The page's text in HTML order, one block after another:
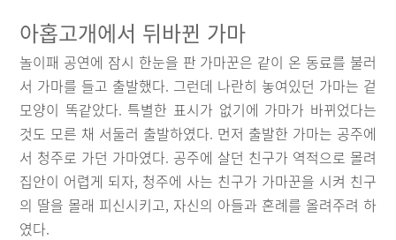
아홉고개에서 뒤바뀐 가마
놀이패 공연에 잠시 한눈을 판 가마꾼은 같이 온 동료를 불러
서 가마를 들고 출발했다. 그런데 나란히 놓여있던 가마는 겉
모양이 똑같았다. 특별한 표시가 없기에 가마가 바뀌었다는
것도 모른 채 서둘러 출발하였다. 먼저 출발한 가마는 공주에
서 청주로 가던 가마였다. 공주에 살던 친구가 역적으로 몰려
집안이 어렵게 되자, 청주에 사는 친구가 가마꾼을 시켜 친구
의 딸을 몰래 피신시키고, 자신의 아들과 혼례를 올려주려 하
였다.